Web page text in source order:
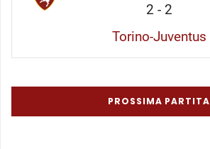
2 - 2
Torino-Juventus
PROSSIMA PARTITA